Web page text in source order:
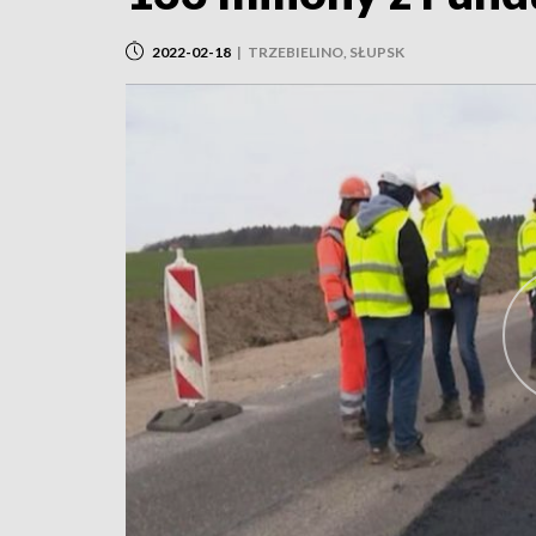
2022-02-18 | TRZEBIELINO, SŁUPSK